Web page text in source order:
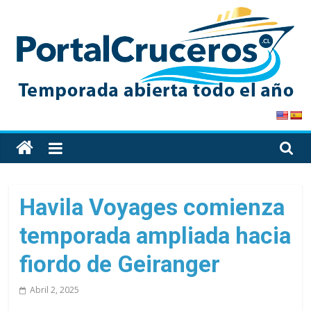
content
PortalCruceros
Toda
la
de
cruceros
en
solo
Havila Voyages comienza
temporada ampliada hacia
fiordo de Geiranger
Abril 2, 2025